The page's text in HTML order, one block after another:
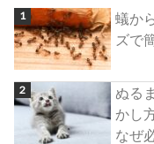
蟻か
ズで
ぬる
かし
なぜ